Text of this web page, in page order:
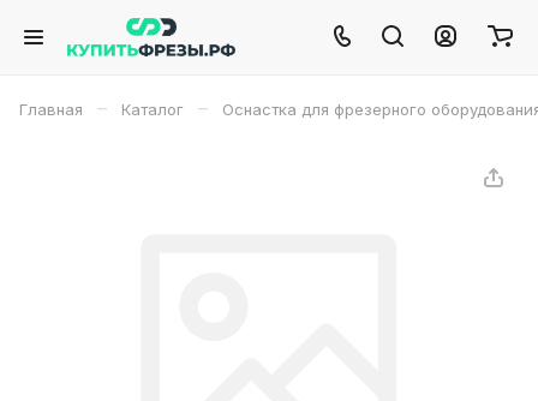
Главная – Каталог – Оснастка для фрезерного